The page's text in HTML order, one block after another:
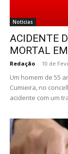
Notícias
ACIDENTE
MORTAL
Redação - 10 de
Um homem de 55
Cumieira, no
acidente com um